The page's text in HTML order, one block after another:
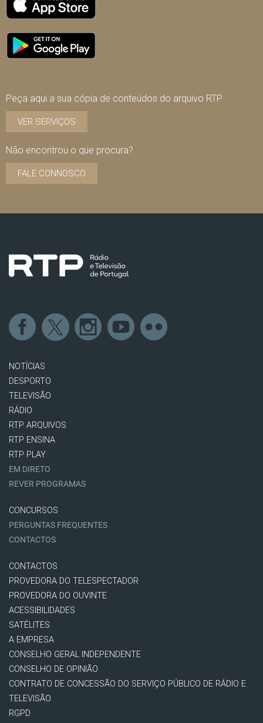
Peça aqui a sua cópia de conteúdos do arquivo RTP
VER SERVIÇOS
Não encontrou o que procura?
FALE CONNOSCO
NOTÍCIAS
DESPORTO
TELEVISÃO
RÁDIO
RTP ARQUIVOS
RTP ENSINA
RTP PLAY
EM DIRETO
REVER PROGRAMAS
CONCURSOS
PERGUNTAS FREQUENTES
CONTACTOS
CONTACTOS
PROVEDORA DO TELESPECTADOR
PROVEDORA DO OUVINTE
ACESSIBILIDADES
SATÉLITES
A EMPRESA
CONSELHO GERAL INDEPENDENTE
CONSELHO DE OPINIÃO
CONTRATO DE CONCESSÃO DO SERVIÇO PÚBLICO DE RÁDIO E
TELEVISÃO
RGPD